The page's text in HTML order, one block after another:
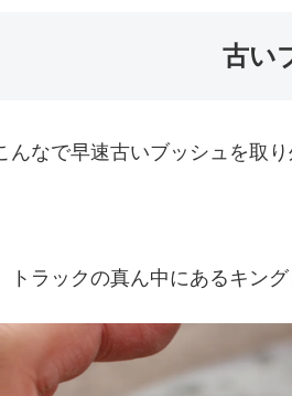
古い
んなで早速古いブッシュを取
トラックの真ん中にあるキン